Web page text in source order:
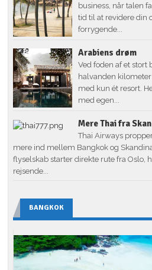
business, når talen
tid til at revidere din
forrygende...
Arabiens drøm
Ved foden af et stort
halvanden
med kun ét resort.
med egen...
Mere Thai fra
Thai Airways
mere ind mellem Bangkok og
flyselskab starter direkte rute fra Oslo,
rejsende...
BANGKOK